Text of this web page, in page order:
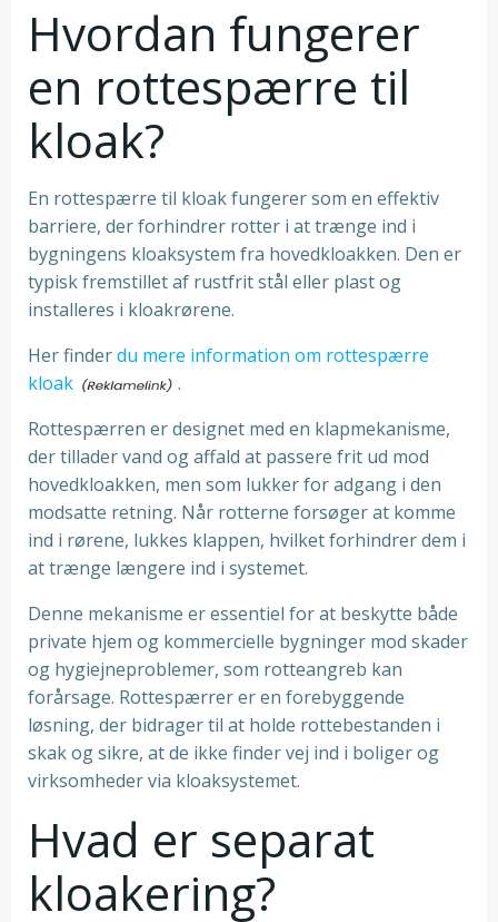
Hvordan fungerer
en rottespærre til
kloak?
En rottespærre til kloak fungerer som en effektiv
barriere, der forhindrer rotter i at trænge ind i
bygningens kloaksystem fra hovedkloakken. Den er
typisk fremstillet af rustfrit stål eller plast og
installeres i kloakrørene.
Her finderdu mere information om rottespærre
kloak
.
Rottespærren er designet med en klapmekanisme,
der tillader vand og affald at passere frit ud mod
hovedkloakken, men som lukker for adgang i den
modsatte retning. Når rotterne forsøger at komme
ind i rørene, lukkes klappen, hvilket forhindrer dem i
at trænge længere ind i systemet.
Denne mekanisme er essentiel for at beskytte både
private hjem og kommercielle bygninger mod skader
og hygiejneproblemer, som rotteangreb kan
forårsage. Rottespærrer er en forebyggende
løsning, der bidrager til at holde rottebestanden i
skak og sikre, at de ikke finder vej ind i boliger og
virksomheder via kloaksystemet.
Hvad er separat
kloakering?